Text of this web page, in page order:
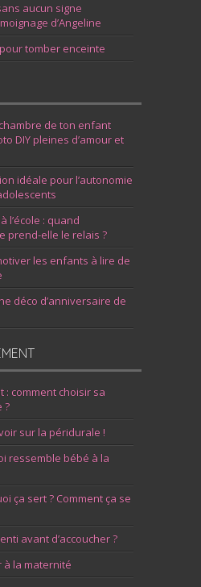
aucun signe
d’Angeline
tomber enceinte
de ton enfant
DIY pleines d’amour et
idéale pour l’autonomie
l’école : quand
prend-elle le relais ?
les enfants à lire de
déco d’anniversaire de
: comment choisir sa
?
sur la péridurale !
ressemble bébé à la
ça sert ? Comment ça se
avant d’accoucher ?
à la maternité